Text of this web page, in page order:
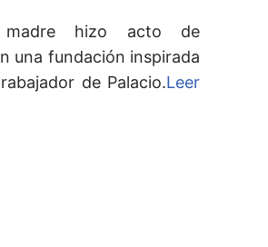
hizo acto de
una fundación inspirada
de Palacio.Leer